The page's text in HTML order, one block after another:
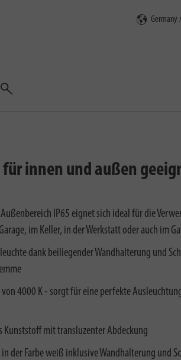
Suchen
für innen und außen
IP65 eignet sich ideal für die
im Keller, in der Werkstatt oder auch im
dank beiliegender Wandhalterung und
4000 K - sorgt für eine perfekte
Kunststoff mit transluzenter Abdeckung
der Farbe weiß inklusive Wandhalterung und